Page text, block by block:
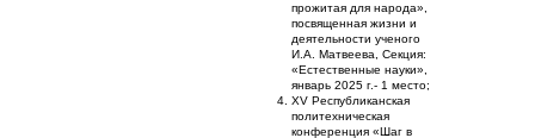
прожитая для народа»,
посвященная жизни и
деятельности ученого
И.А. Матвеева, Секция:
«Естественные науки»,
январь 2025 г.- 1 место;
XV Республиканская
политехническая
конференция «Шаг в